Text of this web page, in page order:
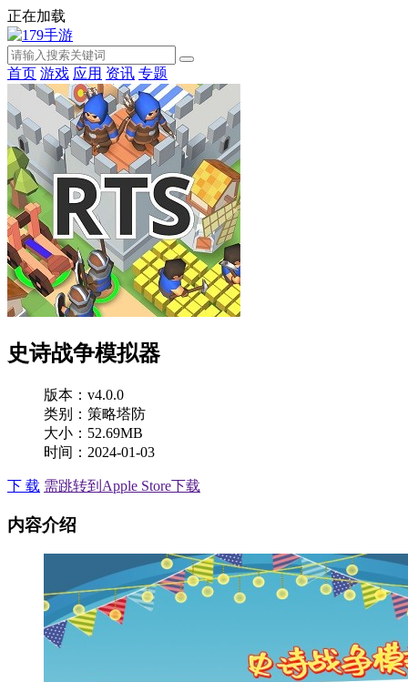
正在加载
首页 游戏 应用 资讯 专题
史诗战争模拟器
版本：v4.0.0
类别：策略塔防
大小：52.69MB
时间：2024-01-03
下 载 需跳转到Apple Store下载
内容介绍